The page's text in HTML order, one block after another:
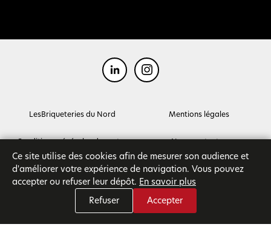
LesBriqueteries du Nord Mentions légales
Conditions générales de ventes Nous contacter
Ce site utilise des cookies afin de mesurer son audience et
d'améliorer votre expérience de navigation. Vous pouvez
accepter ou refuser leur dépôt. En savoir plus
Refuser
Accepter